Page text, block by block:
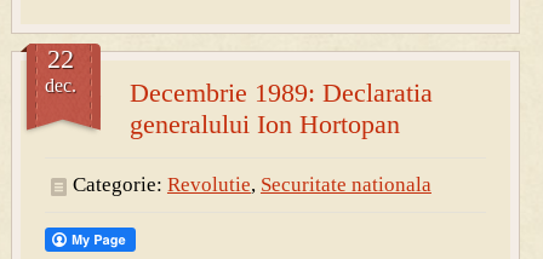
Decembrie 1989: Declaratia
generalului Ion Hortopan
22
dec.
Categorie: Revolutie, Securitate nationala